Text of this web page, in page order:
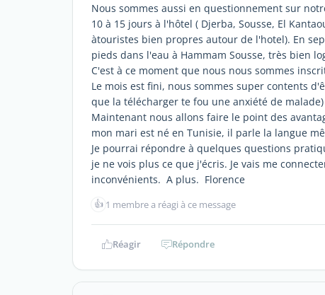
Nous sommes aussi en questionnement sur
10 à 15 jours à l'hôtel ( Djerba, Sousse, El
àtouristes bien propres autour de l'hotel). En
pieds dans l'eau à Hammam Sousse, très bien
C'est à ce moment que nous nous sommes
Le mois est fini, nous sommes super contents
que la télécharger te fou une anxiété de malade)
Maintenant nous allons faire le point des
mon mari est né en Tunisie, il parle la langue
Je pourrai répondre à quelques questions
je ne vois plus ce que j'écris. Je vais me
inconvénients. A plus. Florence
👍 1 membre a réagi à ce message
Réagir Répondre